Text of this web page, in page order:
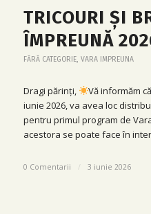
TRICOURI ȘI
ÎMPREUNĂ
FĂRĂ CATEGORIE, VARA IMPREUNA
Dragi părinți,
Vă informăm
iunie 2026, va avea loc
pentru primul program de
acestora se poate face în
0 Comentarii / 3 iunie 2026